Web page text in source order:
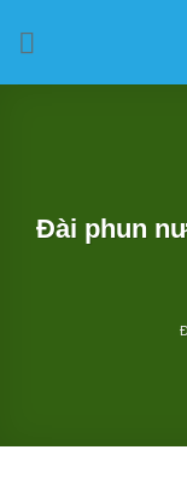
Đài phun